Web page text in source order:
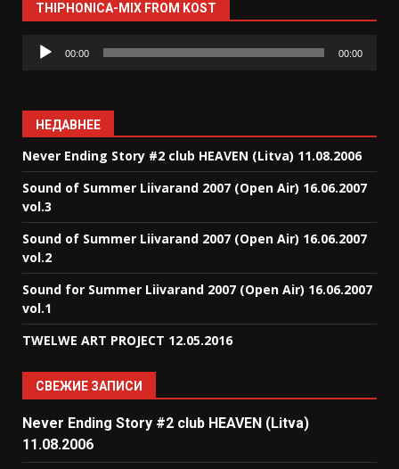
THIPHONICA-MIX FROM KOST
Аудиоплеер
00:00 00:00
НЕДАВНЕЕ
Never Ending Story #2 club HEAVEN (Litva) 11.08.2006
Sound of Summer Liivarand 2007 (Open Air) 16.06.2007
vol.3
Sound of Summer Liivarand 2007 (Open Air) 16.06.2007
vol.2
Sound for Summer Liivarand 2007 (Open Air) 16.06.2007
vol.1
TWELWE ART PROJECT 12.05.2016
СВЕЖИЕ ЗАПИСИ
Never Ending Story #2 club HEAVEN (Litva)
11.08.2006